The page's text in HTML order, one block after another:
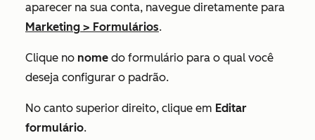
aparecer na sua conta, navegue diretamente para
Marketing > Formulários.
Clique no nome do formulário para o qual você
deseja configurar o padrão.
No canto superior direito, clique em Editar
formulário.